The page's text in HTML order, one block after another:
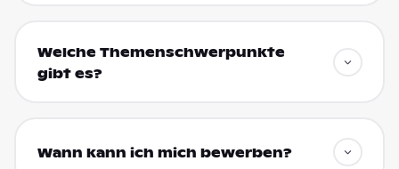
Welche Themenschwerpunkte
gibt es?
Wann kann ich mich bewerben?